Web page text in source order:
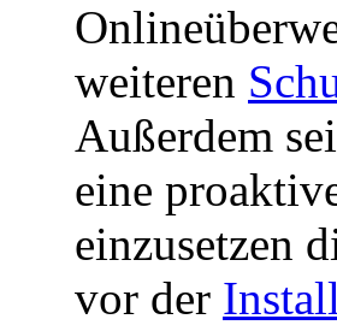
weiteren
Außerdem
eine
einzusetzen
vor der